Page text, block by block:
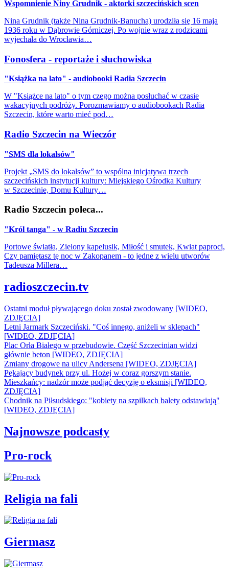
Wspomnienie Niny Grudnik - aktorki szczecińskich scen
Nina Grudnik (także Nina Grudnik-Banucha) urodziła się 16 maja
1936 roku w Dąbrowie Górniczej. Po wojnie wraz z rodzicami
wyjechała do Wrocławia…
Fonosfera - reportaże i słuchowiska
"Książka na lato" - audiobooki Radia Szczecin
W "Książce na lato" o tym czego można posłuchać w czasie
wakacyjnych podróży. Porozmawiamy o audiobookach Radia
Szczecin, które warto mieć pod…
Radio Szczecin na Wieczór
"SMS dla lokalsów"
Projekt „SMS do lokalsów” to wspólna inicjatywa trzech
szczecińskich instytucji kultury: Miejskiego Ośrodka Kultury
w Szczecinie, Domu Kultury…
Radio Szczecin poleca...
"Król tanga" - w Radiu Szczecin
Portowe światła, Zielony kapelusik, Miłość i smutek, Kwiat paproci,
Czy pamiętasz tę noc w Zakopanem - to jedne z wielu utworów
Tadeusza Millera…
radioszczecin.tv
Ostatni moduł pływającego doku został zwodowany [WIDEO,
ZDJĘCIA]
Letni Jarmark Szczeciński. "Coś innego, aniżeli w sklepach"
[WIDEO, ZDJĘCIA]
Plac Orła Białego w przebudowie. Część Szczecinian widzi
głównie beton [WIDEO, ZDJĘCIA]
Zmiany drogowe na ulicy Andersena [WIDEO, ZDJĘCIA]
Pękający budynek przy ul. Hożej w coraz gorszym stanie.
Mieszkańcy: nadzór może podjąć decyzję o eksmisji [WIDEO,
ZDJĘCIA]
Chodnik na Piłsudskiego: "kobiety na szpilkach balety odstawiają"
[WIDEO, ZDJĘCIA]
Najnowsze podcasty
Pro-rock
Religia na fali
Giermasz